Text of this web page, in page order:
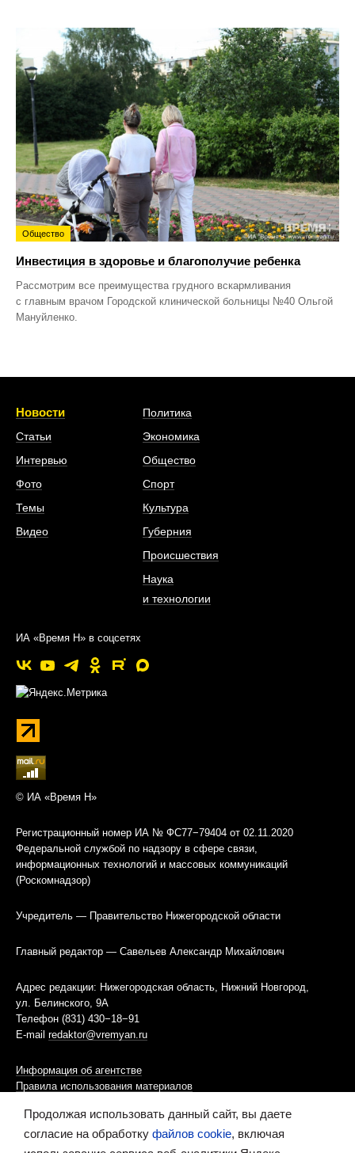
Общество
Инвестиция в здоровье и благополучие ребенка
Рассмотрим все преимущества грудного вскармливания
с главным врачом Городской клинической больницы №40 Ольгой
Мануйленко.
Новости
Статьи
Интервью
Фото
Темы
Видео
Политика
Экономика
Общество
Спорт
Культура
Губерния
Происшествия
Наука
и технологии
ИА «Время Н» в соцсетях
© ИА «Время Н»
Регистрационный номер ИА № ФС77−79404 от 02.11.2020
Федеральной службой по надзору в сфере связи,
информационных технологий и массовых коммуникаций
(Роскомнадзор)
Учредитель — Правительство Нижегородской области
Главный редактор — Савельев Александр Михайлович
Адрес редакции: Нижегородская область, Нижний Новгород,
ул. Белинского, 9А
Телефон (831) 430−18−91
E-mail redaktor@vremyan.ru
Информация об агентстве
Правила использования материалов
Информационная политика использования «cookies»-файлов
Продолжая использовать данный сайт, вы даете
согласие на обработку файлов cookie, включая